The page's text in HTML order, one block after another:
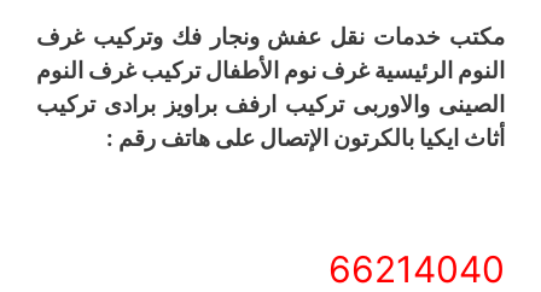
مكتب خدمات نقل عفش ونجار فك وتركيب غرف
النوم الرئيسية غرف نوم الأطفال تركيب غرف النوم
الصينى والاوربى تركيب ارفف براويز برادى تركيب
أثاث ايكيا بالكرتون الإتصال على هاتف رقم :
66214040